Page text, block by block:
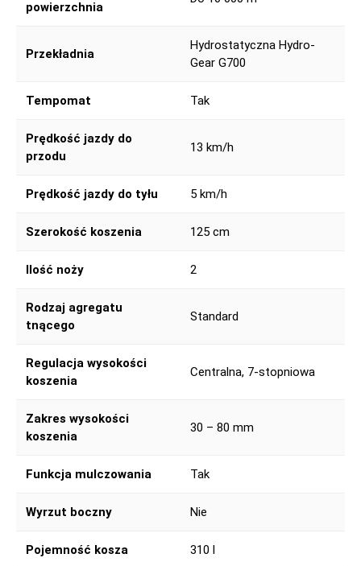
powierzchnia
Przekładnia
Hydrostatyczna Hydro-
Gear G700
Tempomat Tak
Prędkość jazdy do
przodu
13 km/h
Prędkość jazdy do tyłu 5 km/h
Szerokość koszenia 125 cm
Ilość noży 2
Rodzaj agregatu
tnącego
Standard
Regulacja wysokości
koszenia
Centralna, 7-stopniowa
Zakres wysokości
koszenia
30 – 80 mm
Funkcja mulczowania Tak
Wyrzut boczny Nie
Pojemność kosza 310 l